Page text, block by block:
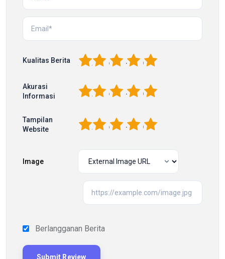
Kualitas Berita 5
4
3
2
Akurasi
Informasi
5
4
3
2
Tampilan
Website
5
4
3
2
Image
Berlangganan Berita